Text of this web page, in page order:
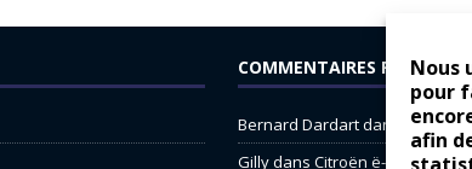
Nous
pour
afin
COMMENTAIRES RÉCENTS
Bernard Dardartdans
Dacia
Gillydans Citroën ë-C3 : la